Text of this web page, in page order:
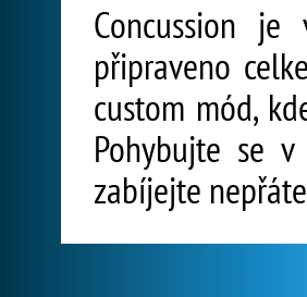
Concussion
připraveno
custom mód,
Pohybujte se
zabíjejte